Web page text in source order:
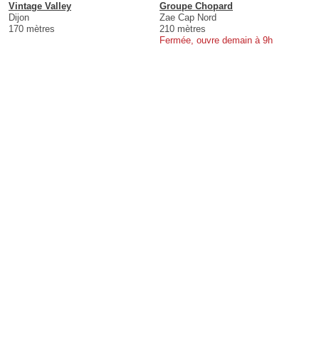
Vintage Valley
Dijon
170 mètres
Groupe Chopard
Zae Cap Nord
210 mètres
Fermée, ouvre demain à 9h